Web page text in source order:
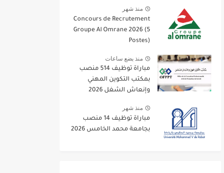
منذ شهر
Concours de Recrutement
Groupe Al Omrane 2026 (5
Postes)
منذ بضع ساعات
مباراة توظيف 514 منصب
بمكتب التكوين المهني
وإنعاش الشغل 2026
منذ شهر
مباراة توظيف 14 منصب
بجامعة محمد الخامس 2026